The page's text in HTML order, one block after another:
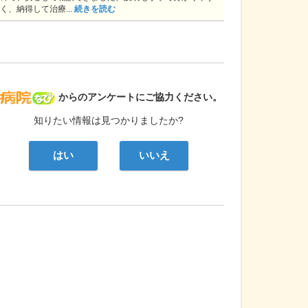
病院なび
からのアンケートにご協力ください。
知りたい情報は見つかりましたか?
はい いいえ
く、納得して治療... 続きを読む